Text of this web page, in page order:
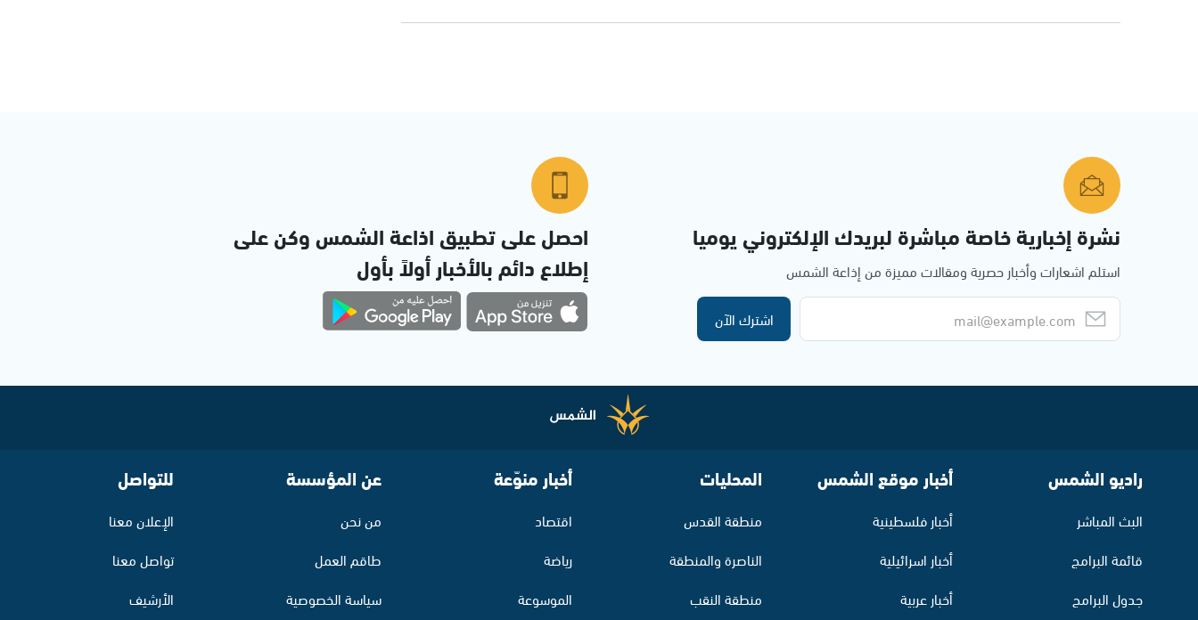
نشرة إخبارية خاصة مباشرة لبريدك الإلكتروني يوميا
استلم اشعارات وأخبار حصرية ومقالات مميزة من إذاعة الشمس
اشترك الآن
احصل على تطبيق اذاعة الشمس وكن على
إطلاع دائم بالأخبار أولاً بأول
راديو الشمس
البث المباشر
قائمة البرامج
جدول البرامج
أخبار موقع الشمس
أخبار فلسطينية
أخبار اسرائيلية
أخبار عربية
المحليات
منطقة القدس
الناصرة والمنطقة
منطقة النقب
أخبار منوّعة
اقتصاد
رياضة
الموسوعة
عن المؤسسة
من نحن
طاقم العمل
سياسة الخصوصية
للتواصل
الإعلان معنا
تواصل معنا
الأرشيف